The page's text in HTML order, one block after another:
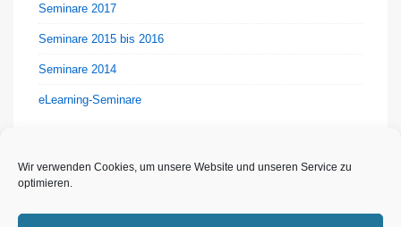
Wir verwenden Cookies, um unsere Website und unseren Service zu
optimieren.
Seminare 2017
Seminare 2015 bis 2016
Seminare 2014
eLearning-Seminare